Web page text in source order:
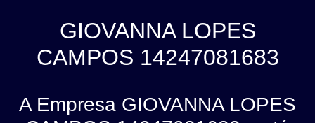
GIOVANNA LOPES
CAMPOS 14247081683
A Empresa GIOVANNA LOPES